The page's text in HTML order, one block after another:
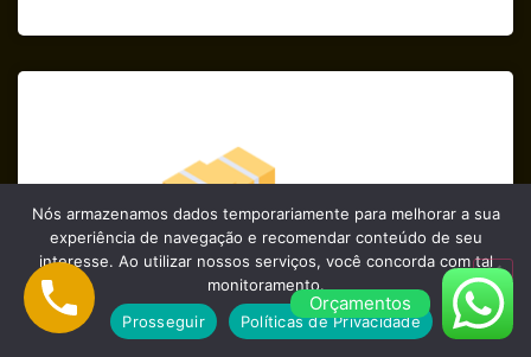
Orçamentos
Nós armazenamos dados temporariamente para melhorar a sua
experiência de navegação e recomendar conteúdo de seu
interesse. Ao utilizar nossos serviços, você concorda com tal
monitoramento.
Prosseguir
Políticas de Privacidade